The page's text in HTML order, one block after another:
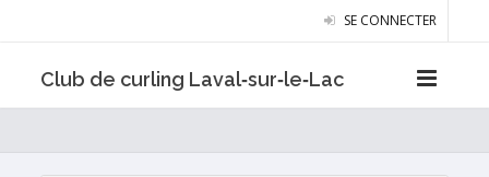
SE CONNECTER
Club de curling Laval‑sur‑le‑Lac